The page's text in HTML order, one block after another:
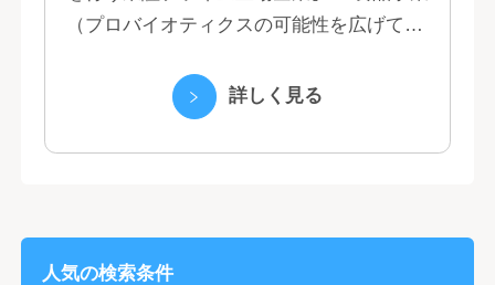
（プロバイオティクスの可能性を広げてい
る優れた機能性飲料） ・国際事業（40の
詳しく見る
人気の検索条件